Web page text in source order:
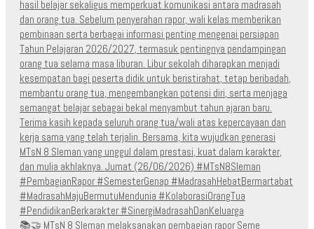
📚🤝 MTsN 8 Sleman melaksanakan pembagian rapor Seme